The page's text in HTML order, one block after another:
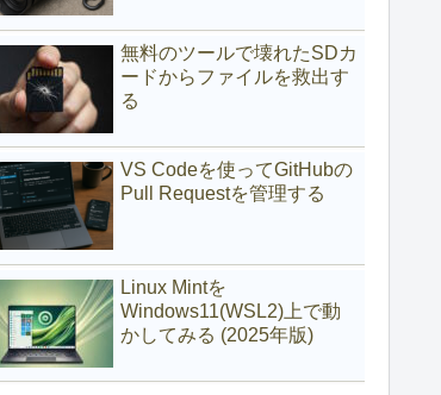
無料のツールで壊れたSDカ
ードからファイルを救出す
る
VS Codeを使ってGitHubの
Pull Requestを管理する
Linux Mintを
Windows11(WSL2)上で動
かしてみる (2025年版)